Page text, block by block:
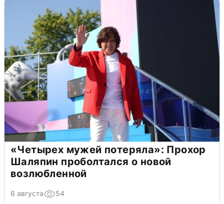
«Четырех мужей потеряла»: Прохор
Шаляпин проболтался о новой
возлюбленной
6 августа 54